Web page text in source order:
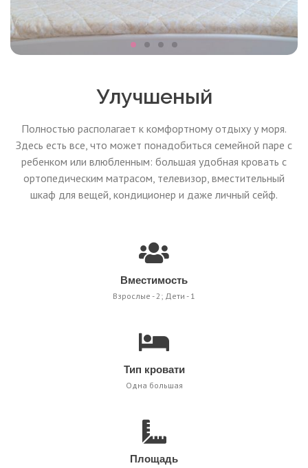
Улучшеный
Полностью располагает к комфортному отдыху у моря.
Здесь есть все, что может понадобиться семейной паре с
ребенком или влюбленным: большая удобная кровать с
ортопедическим матрасом, телевизор, вместительный
шкаф для вещей, кондиционер и даже личный сейф.
Вместимость
Взрослые - 2; Дети - 1
Тип кровати
Одна большая
Площадь